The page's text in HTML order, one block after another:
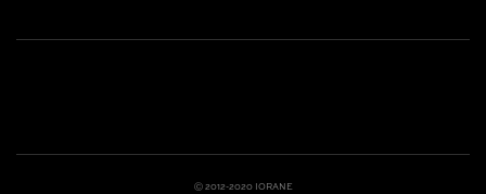
Nossas Lojas
Ⓒ 2012-2020 IORANE